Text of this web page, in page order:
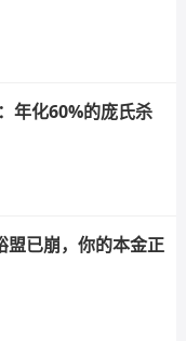
年化60%的庞氏杀
已崩，你的本金正